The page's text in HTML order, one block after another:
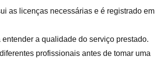
as licenças necessárias e é registrado em
a qualidade do serviço prestado.
profissionais antes de tomar uma